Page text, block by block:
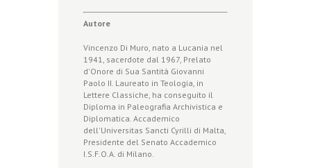
Autore
Vincenzo Di Muro, nato a Lucania nel
1941, sacerdote dal 1967, Prelato
d'Onore di Sua Santità Giovanni
Paolo II. Laureato in Teologia, in
Lettere Classiche, ha conseguito il
Diploma in Paleografia Archivistica e
Diplomatica. Accademico
dell'Universitas Sancti Cyrilli di Malta,
Presidente del Senato Accademico
I.S.F.O.A. di Milano.